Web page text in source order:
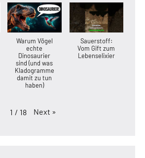
Warum Vögel
echte
Dinosaurier
sind (und was
Kladogramme
damit zu tun
haben)
Sauerstoff:
Vom Gift zum
Lebenselixier
1 / 18 Next »